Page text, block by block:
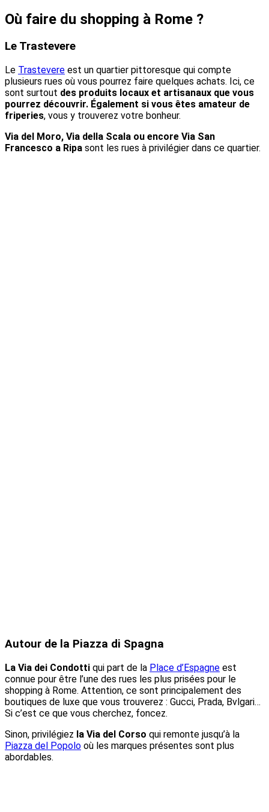
Où faire du shopping à Rome ?
Le Trastevere
Le Trastevere est un quartier pittoresque qui compte
plusieurs rues où vous pourrez faire quelques achats. Ici, ce
sont surtout des produits locaux et artisanaux que vous
pourrez découvrir. Également si vous êtes amateur de
friperies, vous y trouverez votre bonheur.
Via del Moro, Via della Scala ou encore Via San
Francesco a Ripa sont les rues à privilégier dans ce quartier.
Autour de la Piazza di Spagna
La Via dei Condotti qui part de la Place d’Espagne est
connue pour être l’une des rues les plus prisées pour le
shopping à Rome. Attention, ce sont principalement des
boutiques de luxe que vous trouverez : Gucci, Prada, Bvlgari…
Si c’est ce que vous cherchez, foncez.
Sinon, privilégiez la Via del Corso qui remonte jusqu’à la
Piazza del Popolo où les marques présentes sont plus
abordables.